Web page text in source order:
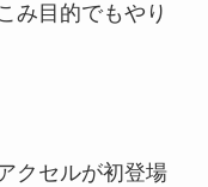
み目的でもやり
クセルが初登場